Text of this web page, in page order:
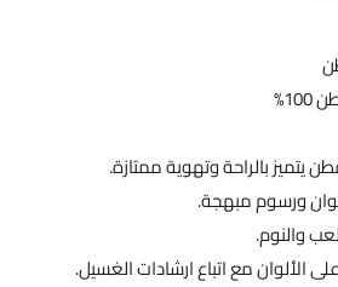
بالراحة وتهوية ممتازة.
ورسوم مبهجة.
والنوم.
مع اتباع ارشادات الغسيل.